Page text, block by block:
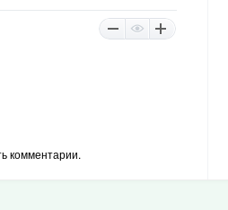
комментарии.